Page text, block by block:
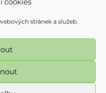
stránek a služeb.
/ fajnOVA 2017 - 2026
obsahu nebo jeho částí je